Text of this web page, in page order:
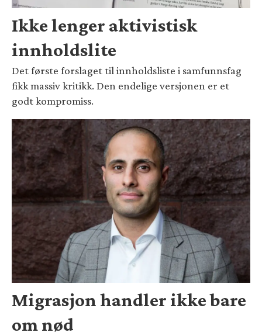
Ikke lenger aktivistisk
innholdslite
Det første forslaget til innholdsliste i samfunnsfag
fikk massiv kritikk. Den endelige versjonen er et
godt kompromiss.
Migrasjon handler ikke bare
om nød